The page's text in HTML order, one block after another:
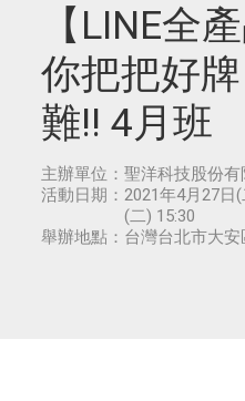
【LINE全
你把把好
難!! 4月班
主辦單位： 聖洋科技股份有
活動日期： 2021年4月27日
(二) 15:30
舉辦地點： 台灣台北市大